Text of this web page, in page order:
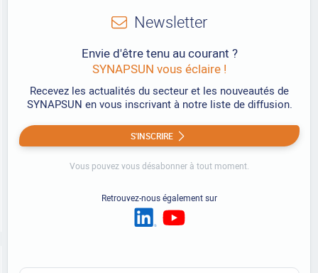
Newsletter
Envie d'être tenu au courant ?
SYNAPSUN vous éclaire !
Recevez les actualités du secteur et les nouveautés de
SYNAPSUN en vous inscrivant à notre liste de diffusion.
S'INSCRIRE
Vous pouvez vous désabonner à tout moment.
Retrouvez-nous également sur